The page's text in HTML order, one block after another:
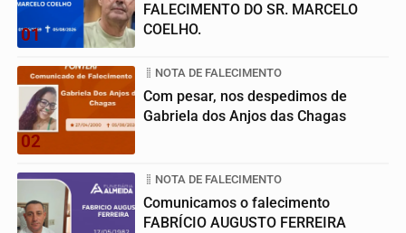
01
FALECIMENTO DO SR. MARCELO
COELHO.
02
NOTA DE FALECIMENTO
Com pesar, nos despedimos de
Gabriela dos Anjos das Chagas
NOTA DE FALECIMENTO
Comunicamos o falecimento
FABRÍCIO AUGUSTO FERREIRA